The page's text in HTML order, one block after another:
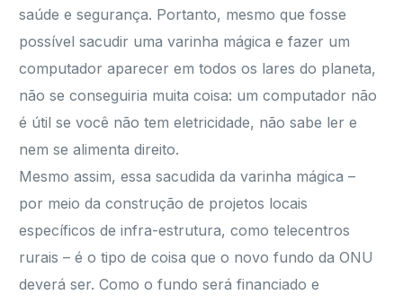
saúde e segurança. Portanto, mesmo que fosse
possível sacudir uma varinha mágica e fazer um
computador aparecer em todos os lares do planeta,
não se conseguiria muita coisa: um computador não
é útil se você não tem eletricidade, não sabe ler e
nem se alimenta direito.
Mesmo assim, essa sacudida da varinha mágica –
por meio da construção de projetos locais
específicos de infra-estrutura, como telecentros
rurais – é o tipo de coisa que o novo fundo da ONU
deverá ser. Como o fundo será financiado e